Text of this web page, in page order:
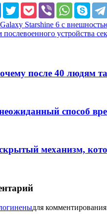
Starshine 6 с
устройства
после 40 людям
способ
механизм,
для комментирования